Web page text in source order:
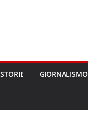
STORIE GIORNALISMO